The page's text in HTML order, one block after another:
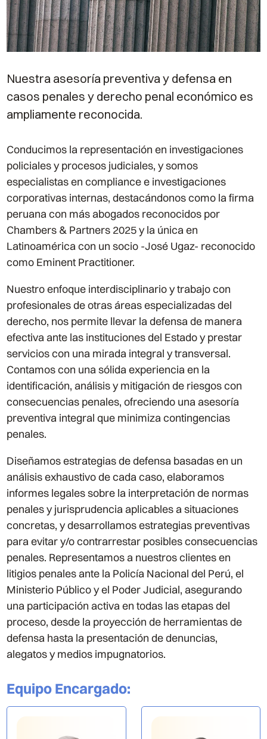
Nuestra asesoría preventiva y defensa en
casos penales y derecho penal económico es
ampliamente reconocida.
Conducimos la representación en investigaciones
policiales y procesos judiciales, y somos
especialistas en compliance e investigaciones
corporativas internas, destacándonos como la firma
peruana con más abogados reconocidos por
Chambers & Partners 2025 y la única en
Latinoamérica con un socio -José Ugaz- reconocido
como Eminent Practitioner.
Nuestro enfoque interdisciplinarioy trabajo con
profesionales de otras áreas especializadas del
derecho, nos permite llevar la defensa de manera
efectiva ante las instituciones del Estadoy prestar
servicios con una mirada integral y transversal.
Contamos con una sólida experiencia en la
identificación, análisis y mitigación de riesgos con
consecuencias penales, ofreciendo una asesoría
preventiva integral que minimiza contingencias
penales.
Diseñamos estrategias de defensa basadas en un
análisis exhaustivo de cada caso, elaboramos
informes legales sobre la interpretación de normas
penales y jurisprudencia aplicables a situaciones
concretas, y desarrollamos estrategias preventivas
para evitar y/o contrarrestar posibles consecuencias
penales. Representamos a nuestros clientes en
litigios penales ante la Policía Nacional del Perú, el
Ministerio Público y el Poder Judicial, asegurando
una participación activa en todas las etapas del
proceso, desde la proyección de herramientas de
defensa hasta la presentación de denuncias,
alegatos y medios impugnatorios.
Equipo Encargado: